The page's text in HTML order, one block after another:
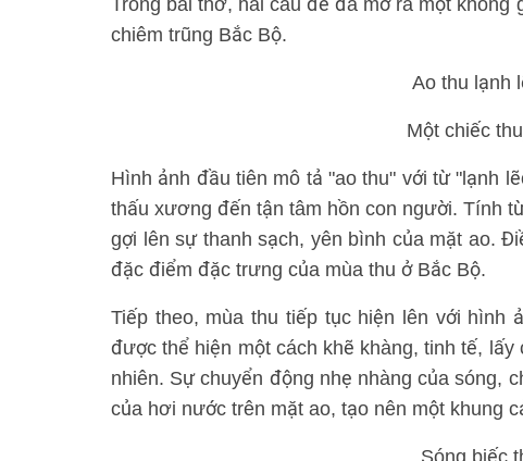
Trong bài thơ, hai câu đề đã mở ra một
chiêm trũng Bắc Bộ.
Ao thu lạnh
Một chiếc
Hình ảnh đầu tiên mô tả "ao thu" với từ "lạnh
thấu xương đến tận tâm hồn con người. Tính
gợi lên sự thanh sạch, yên bình của mặt ao.
đặc điểm đặc trưng của mùa thu ở Bắc Bộ.
Tiếp theo, mùa thu tiếp tục hiện lên với hình
được thể hiện một cách khẽ khàng, tinh tế,
nhiên. Sự chuyển động nhẹ nhàng của sóng,
của hơi nước trên mặt ao, tạo nên một khung
Sóng biếc